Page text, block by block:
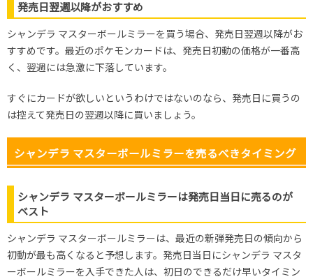
発売日翌週以降がおすすめ
シャンデラ マスターボールミラーを買う場合、発売日翌週以降がお
すすめです。最近のポケモンカードは、発売日初動の価格が一番高
く、翌週には急激に下落しています。
すぐにカードが欲しいというわけではないのなら、発売日に買うの
は控えて発売日の翌週以降に買いましょう。
シャンデラ マスターボールミラーを売るべきタイミング
シャンデラ マスターボールミラーは発売日当日に売るのが
ベスト
シャンデラ マスターボールミラーは、最近の新弾発売日の傾向から
初動が最も高くなると予想します。発売日当日にシャンデラ マスタ
ーボールミラーを入手できた人は、初日のできるだけ早いタイミン